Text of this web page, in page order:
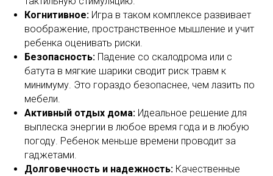
Когнитивное: Игра в таком комплексе развивает
воображение, пространственное мышление и учит
ребенка оценивать риски.
Безопасность: Падение со скалодрома или с
батута в мягкие шарики сводит риск травм к
минимуму. Это гораздо безопаснее, чем лазить по
мебели.
Активный отдых дома: Идеальное решение для
выплеска энергии в любое время года и в любую
погоду. Ребенок меньше времени проводит за
гаджетами.
Долговечность и надежность: Качественные